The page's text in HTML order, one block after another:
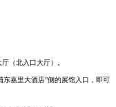
（北入口大厅）。
嘉里大酒店”侧的展馆入口，即可